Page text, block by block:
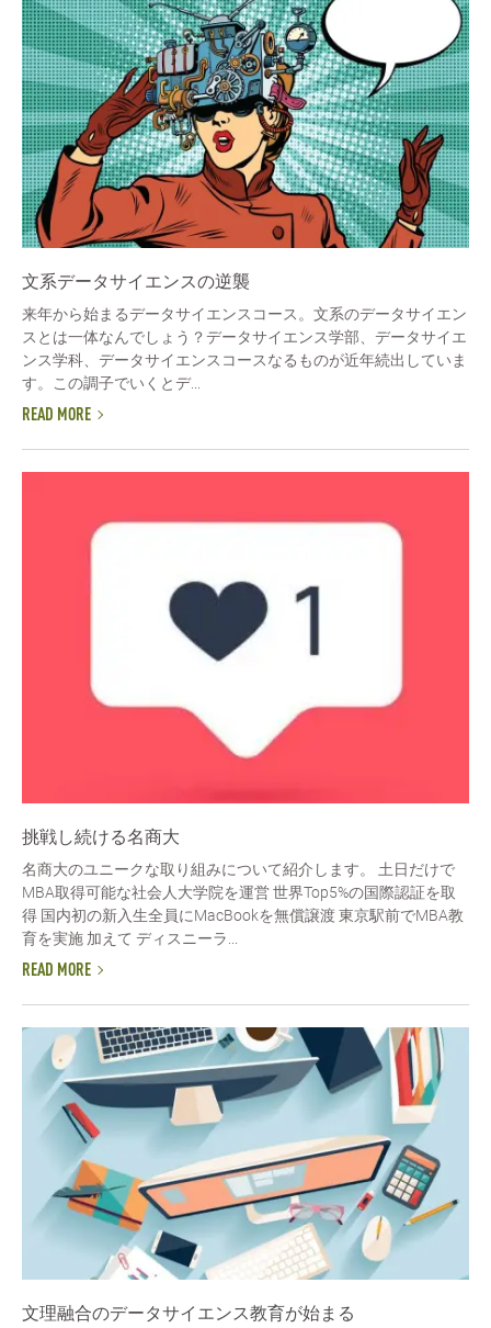
文系データサイエンスの逆襲
来年から始まるデータサイエンスコース。文系のデータサイエン
スとは一体なんでしょう？データサイエンス学部、データサイエ
ンス学科、データサイエンスコースなるものが近年続出していま
す。この調子でいくとデ...
READ MORE
挑戦し続ける名商大
名商大のユニークな取り組みについて紹介します。 土日だけで
MBA取得可能な社会人大学院を運営 世界Top5%の国際認証を取
得 国内初の新入生全員にMacBookを無償譲渡 東京駅前でMBA教
育を実施 加えて ディスニーラ...
READ MORE
文理融合のデータサイエンス教育が始まる